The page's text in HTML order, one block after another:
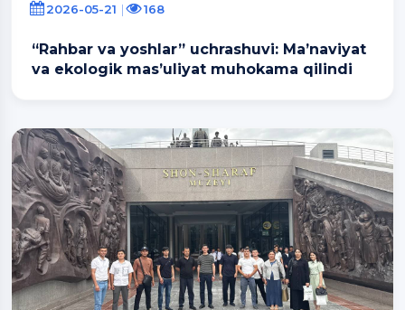
2026-05-21 168
“Rahbar va yoshlar” uchrashuvi: Ma’naviyat
va ekologik mas’uliyat muhokama qilindi